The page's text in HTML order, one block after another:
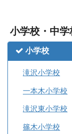
小学校・中
小学校
滝沢小学校
一本木小学校
滝沢東小学校
篠木小学校